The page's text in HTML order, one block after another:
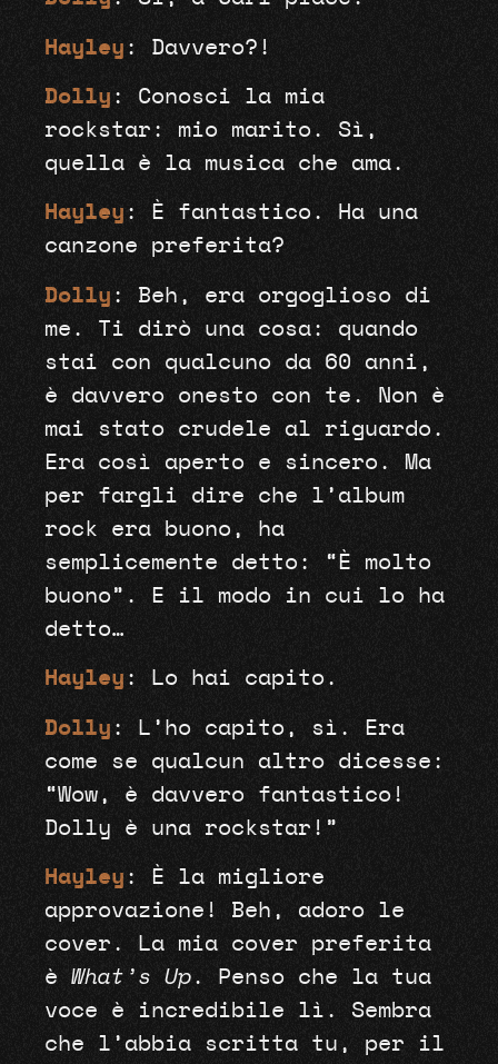
Hayley : Davvero?!
Dolly : Conosci la mia
rockstar: mio marito. Sì,
quella è la musica che ama.
Hayley : È fantastico. Ha una
canzone preferita?
Dolly : Beh, era orgoglioso di
me. Ti dirò una cosa: quando
stai con qualcuno da 60 anni,
è davvero onesto con te. Non è
mai stato crudele al riguardo.
Era così aperto e sincero. Ma
per fargli dire che l’album
rock era buono, ha
semplicemente detto: “È molto
buono”. E il modo in cui lo ha
detto…
Hayley : Lo hai capito.
Dolly : L’ho capito, sì. Era
come se qualcun altro dicesse:
“Wow, è davvero fantastico!
Dolly è una rockstar!”
Hayley : È la migliore
approvazione! Beh, adoro le
cover. La mia cover preferita
è What’s Up. Penso che la tua
voce è incredibile lì. Sembra
che l’abbia scritta tu, per il